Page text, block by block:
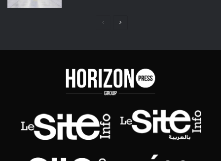
Page
Page